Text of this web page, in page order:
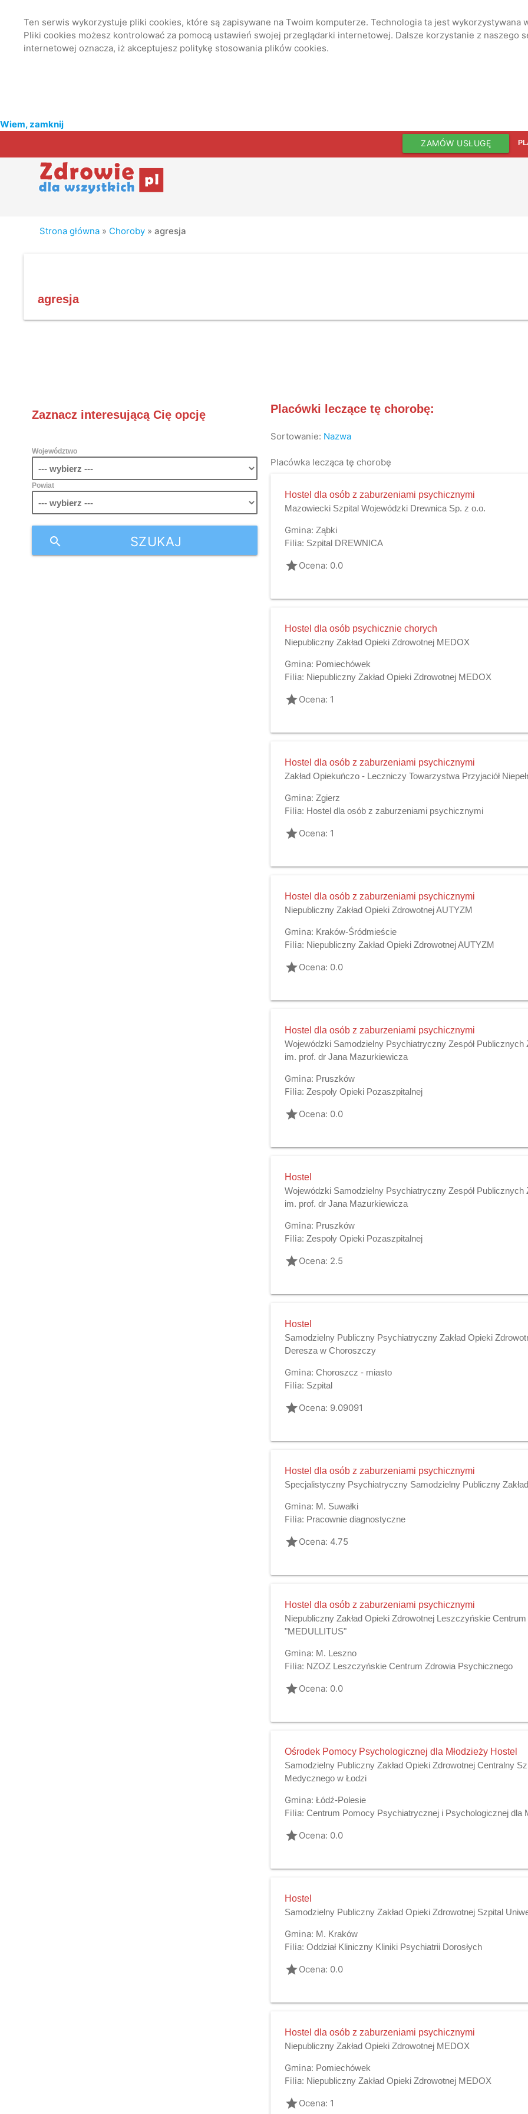
Ten serwis wykorzystuje pliki cookies, które są zapisywane na Twoim komputerze. Technologia ta jest
Pliki cookies możesz kontrolować za pomocą ustawień swojej przeglądarki internetowej. Dalsze korzystanie z naszego
internetowej oznacza, iż akceptujesz politykę stosowania plików cookies.
Wiem, zamknij
ZAMÓW USŁUGĘ
Strona główna » Choroby »agresja
agresja
Zaznacz interesującą Cię opcję
Województwo
Powiat
SZUKAJ
search
Placówki leczące tę chorobę:
Sortowanie: Nazwa
Placówka lecząca tę chorobę
Hostel dla osób z zaburzeniami psychicznymi
Mazowiecki Szpital Wojewódzki Drewnica Sp. z o.o.
Gmina: Ząbki
Filia: Szpital DREWNICA
gradeOcena: 0.0
Hostel dla osób psychicznie chorych
Niepubliczny Zakład Opieki Zdrowotnej MEDOX
Gmina: Pomiechówek
Filia: Niepubliczny Zakład Opieki Zdrowotnej MEDOX
gradeOcena: 1
Hostel dla osób z zaburzeniami psychicznymi
Zakład Opiekuńczo - Leczniczy Towarzystwa Przyjaciół
Gmina: Zgierz
Filia: Hostel dla osób z zaburzeniami psychicznymi
gradeOcena: 1
Hostel dla osób z zaburzeniami psychicznymi
Niepubliczny Zakład Opieki Zdrowotnej AUTYZM
Gmina: Kraków-Śródmieście
Filia: Niepubliczny Zakład Opieki Zdrowotnej AUTYZM
gradeOcena: 0.0
Hostel dla osób z zaburzeniami psychicznymi
Wojewódzki Samodzielny Psychiatryczny Zespół Publicznych
im. prof. dr Jana Mazurkiewicza
Gmina: Pruszków
Filia: Zespoły Opieki Pozaszpitalnej
gradeOcena: 0.0
Hostel
Wojewódzki Samodzielny Psychiatryczny Zespół Publicznych
im. prof. dr Jana Mazurkiewicza
Gmina: Pruszków
Filia: Zespoły Opieki Pozaszpitalnej
gradeOcena: 2.5
Hostel
Samodzielny Publiczny Psychiatryczny Zakład Opieki
Deresza w Choroszczy
Gmina: Choroszcz - miasto
Filia: Szpital
gradeOcena: 9.09091
Hostel dla osób z zaburzeniami psychicznymi
Specjalistyczny Psychiatryczny Samodzielny Publiczny
Gmina: M. Suwałki
Filia: Pracownie diagnostyczne
gradeOcena: 4.75
Hostel dla osób z zaburzeniami psychicznymi
Niepubliczny Zakład Opieki Zdrowotnej Leszczyńskie
"MEDULLITUS"
Gmina: M. Leszno
Filia: NZOZ Leszczyńskie Centrum Zdrowia Psychicznego
gradeOcena: 0.0
Ośrodek Pomocy Psychologicznej dla Młodzieży Hostel
Samodzielny Publiczny Zakład Opieki Zdrowotnej Centralny
Medycznego w Łodzi
Gmina: Łódź-Polesie
Filia: Centrum Pomocy Psychiatrycznej i Psychologicznej dla
gradeOcena: 0.0
Hostel
Samodzielny Publiczny Zakład Opieki Zdrowotnej Szpital
Gmina: M. Kraków
Filia: Oddział Kliniczny Kliniki Psychiatrii Dorosłych
gradeOcena: 0.0
Hostel dla osób z zaburzeniami psychicznymi
Niepubliczny Zakład Opieki Zdrowotnej MEDOX
Gmina: Pomiechówek
Filia: Niepubliczny Zakład Opieki Zdrowotnej MEDOX
gradeOcena: 1